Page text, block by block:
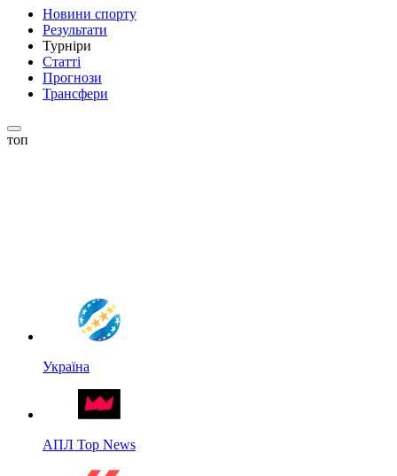
Новини спорту
Результати
Турніри
Статті
Прогнози
Трансфери
топ
Україна
АПЛ Top News